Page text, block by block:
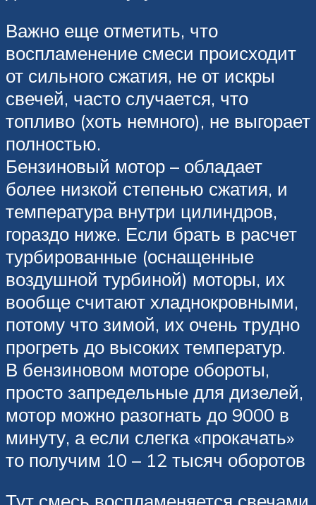
Важно еще отметить, что
воспламенение смеси происходит
от сильного сжатия, не от искры
свечей, часто случается, что
топливо (хоть немного), не выгорает
полностью.
Бензиновый мотор – обладает
более низкой степенью сжатия, и
температура внутри цилиндров,
гораздо ниже. Если брать в расчет
турбированные (оснащенные
воздушной турбиной) моторы, их
вообще считают хладнокровными,
потому что зимой, их очень трудно
прогреть до высоких температур.
В бензиновом моторе обороты,
просто запредельные для дизелей,
мотор можно разогнать до 9000 в
минуту, а если слегка «прокачать»
то получим 10 – 12 тысяч оборотов